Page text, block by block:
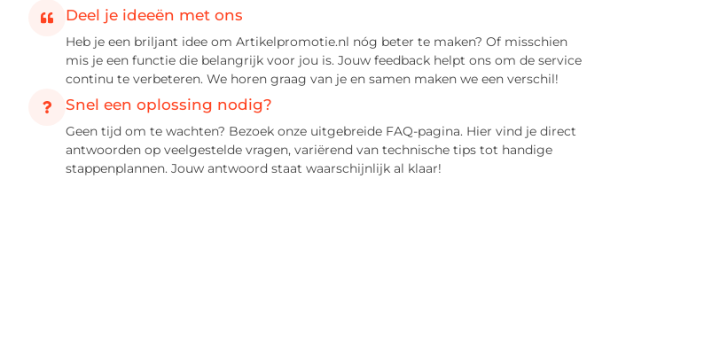
Deel je ideeën met ons
Heb je een briljant idee om Artikelpromotie.nl nóg beter te maken? Of misschien
mis je een functie die belangrijk voor jou is. Jouw feedback helpt ons om de service
continu te verbeteren. We horen graag van je en samen maken we een verschil!
Snel een oplossing nodig?
Geen tijd om te wachten? Bezoek onze uitgebreide FAQ-pagina. Hier vind je direct
antwoorden op veelgestelde vragen, variërend van technische tips tot handige
stappenplannen. Jouw antwoord staat waarschijnlijk al klaar!